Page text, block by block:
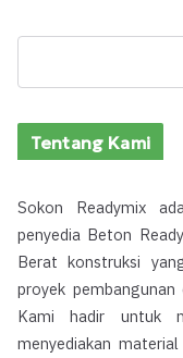
Tentang Kami
Sokon Readymix
penyedia Beton
Berat konstruksi
proyek
Kami hadir untuk
menyediakan